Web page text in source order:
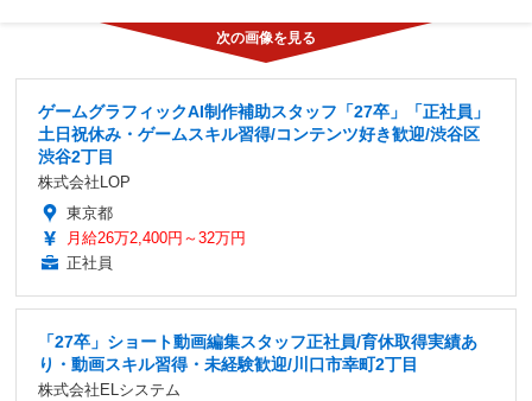
ゲームグラフィックAI制作補助スタッフ「27卒」「正社員」
土日祝休み・ゲームスキル習得/コンテンツ好き歓迎/渋谷区
渋谷2丁目
株式会社LOP
東京都
月給26万2,400円～32万円
正社員
「27卒」ショート動画編集スタッフ正社員/育休取得実績あ
り・動画スキル習得・未経験歓迎/川口市幸町2丁目
株式会社ELシステム